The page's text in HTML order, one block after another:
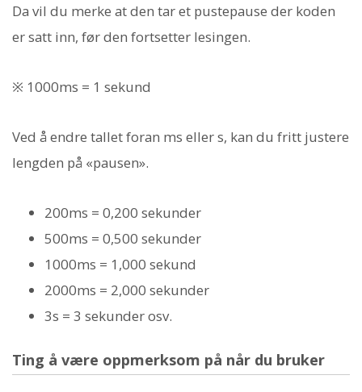
Da vil du merke at den tar et pustepause der koden
er satt inn, før den fortsetter lesingen.
※ 1000ms = 1 sekund
Ved å endre tallet foran ms eller s, kan du fritt justere
lengden på «pausen».
200ms = 0,200 sekunder
500ms = 0,500 sekunder
1000ms = 1,000 sekund
2000ms = 2,000 sekunder
3s = 3 sekunder osv.
Ting å være oppmerksom på når du bruker